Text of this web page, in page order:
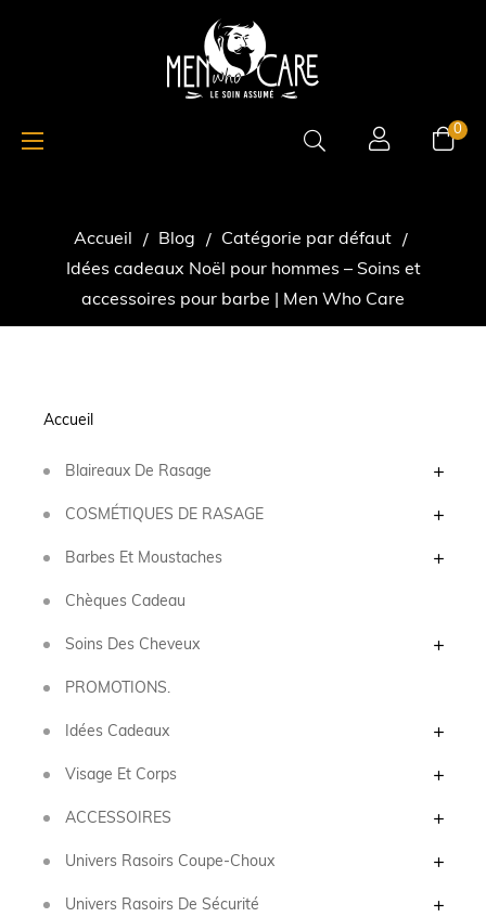
0
Basculer
la
☰
Accueil Blog
Catégorie par défaut
Idées cadeaux Noël pour hommes – Soins et
accessoires pour barbe | Men Who Care
Accueil
Blaireaux De Rasage
COSMÉTIQUES DE RASAGE
Barbes Et Moustaches
Chèques Cadeau
Soins Des Cheveux
PROMOTIONS.
Idées Cadeaux
Visage Et Corps
ACCESSOIRES
Univers Rasoirs Coupe-Choux
Univers Rasoirs De Sécurité